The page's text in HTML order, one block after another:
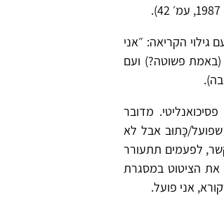
הקריאה: ״אני
(באמת פשוטה?) ועם
מדובר
כָּתוּב אבל לא
לפעמים תתעורר
את הציטוט במסגרת
אני פועל.